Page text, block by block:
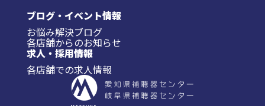
ブログ・イベント情報
お悩み解決ブログ
各店舗からのお知らせ
求人・採用情報
各店舗での求人情報